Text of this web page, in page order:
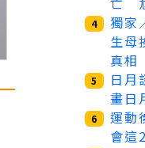
4
獨家
生母
真相
5
日月
畫日
6
運動
會這